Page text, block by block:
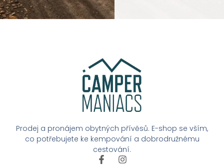
Prodej a pronájem obytných přívěsů. E-shop se vším,
co potřebujete ke kempování a dobrodružnému
cestování.